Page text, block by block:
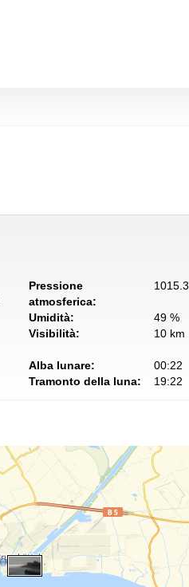
Pressione
atmosferica:
Umidità:
49 %
Visibilità:
10 km
Alba lunare:
00:22
Tramonto della luna:
19:22